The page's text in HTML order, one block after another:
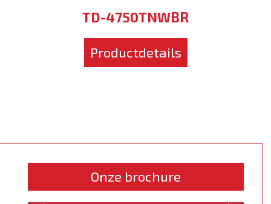
Onze brochure
TD-4750TNWBR
Productdetails